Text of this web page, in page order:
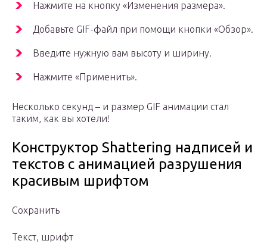
Нажмите на кнопку «Изменения размера».
Добавьте GIF-файл при помощи кнопки «Обзор».
Введите нужную вам высоту и ширину.
Нажмите «Применить».
Несколько секунд – и размер GIF анимации стал
таким, как вы хотели!
Конструктор Shattering надписей и
текстов с анимацией разрушения
красивым шрифтом
Сохранить
Текст, шрифт